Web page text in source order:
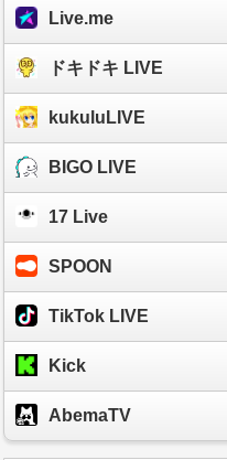
Live.me
ドキドキ LIVE
kukuluLIVE
BIGO LIVE
17 Live
SPOON
TikTok LIVE
Kick
AbemaTV